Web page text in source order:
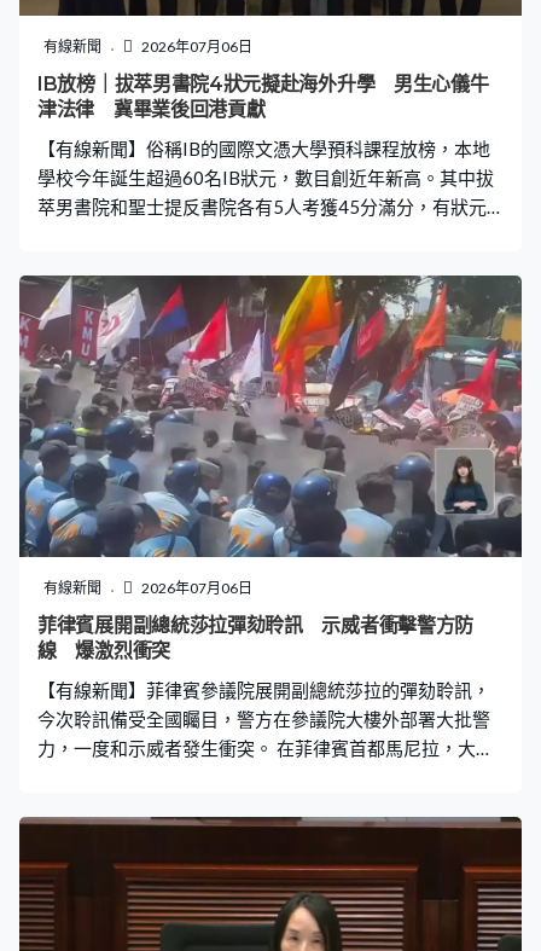
考人數平均已高約20%，另外我們發出的有條件入學取錄
數目也多了。剛才提到IB放榜，我們很開心今年取得高分
的同學中獲取錄數目上升了百分之六十多。」 中大亦推出
聯招入學分數計算機，幫助考生了解課程計分方法及預計
試，呼籲考生及早做好部署，
有線新聞 2026年07月06日
IB放榜｜拔萃男書院4狀元擬赴海外升學 男生心儀牛
津法律 冀畢業後回港貢獻
【有線新聞】俗稱IB的國際文憑大學預科課程放榜，本地
學校今年誕生超過60名IB狀元，數目創近年新高。其中拔
萃男書院和聖士提反書院各有5人考獲45分滿分，有狀元
讀牛津大學的法律學系，畢業後再回香港。拔萃男書院IB
狀元李學澄：「因為我始終是土生土長香港人，從小到大
受到這裡教育，受到這裡文化。我覺得香港是一個很特別
很珍惜的地方，所以我希望到英國讀當地法律，希望帶回
來貢獻香港。」 今時今日不少考生都會用AI幫助學習，有
狀元就成功以AI模仿老師改卷評分，協助操卷應試。拔萃
男書院IB狀元陳銘得：「我特別想多謝英文老師，因為她
當時教導我們怎麼用AI。她將評分標準寫得十分詳細，令
到我們或者AI都可以了解到，即使我們英文老師沒空幫我
們改，我們自己寫完都可以讓AI改卷。」 聖士提反書院亦
有5位狀元，創該校歷來最佳成績，他們均對留港讀醫有興
趣。聖士提反書院IB狀元莫君揚：「還記得我小學時，我
踢波時左手骨折，那時侯我很害怕我以後不能做運動，因
快就康復，以及
有線新聞 2026年07月06日
菲律賓展開副總統莎拉彈劾聆訊 示威者衝擊警方防
線 爆激烈衝突
【有線新聞】菲律賓參議院展開副總統莎拉的彈劾聆訊，
今次聆訊備受全國矚目，警方在參議院大樓外部署大批警
力，一度和示威者發生衝突。 在菲律賓首都馬尼拉，大批
同樣劍拔弩張，在首日彈劾聆訊，親莎拉的參議員與總統
小馬可斯派別的參議員，就聆訊主席人選激烈爭論近兩小
時。副總統莎拉並無出席聆訊，只是由律師代表，被質疑
違反早前稱會出席聆訊的承諾，但她的律師指不排除莎拉